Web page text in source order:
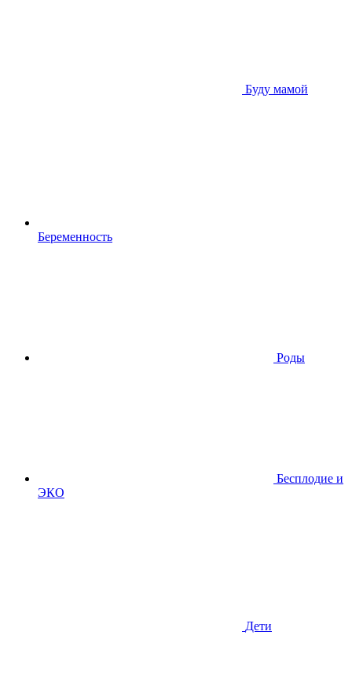
Буду мамой
Беременность
Роды
Бесплодие и
ЭКО
Дети